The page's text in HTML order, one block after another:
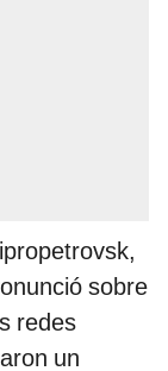
sobre
redes
un